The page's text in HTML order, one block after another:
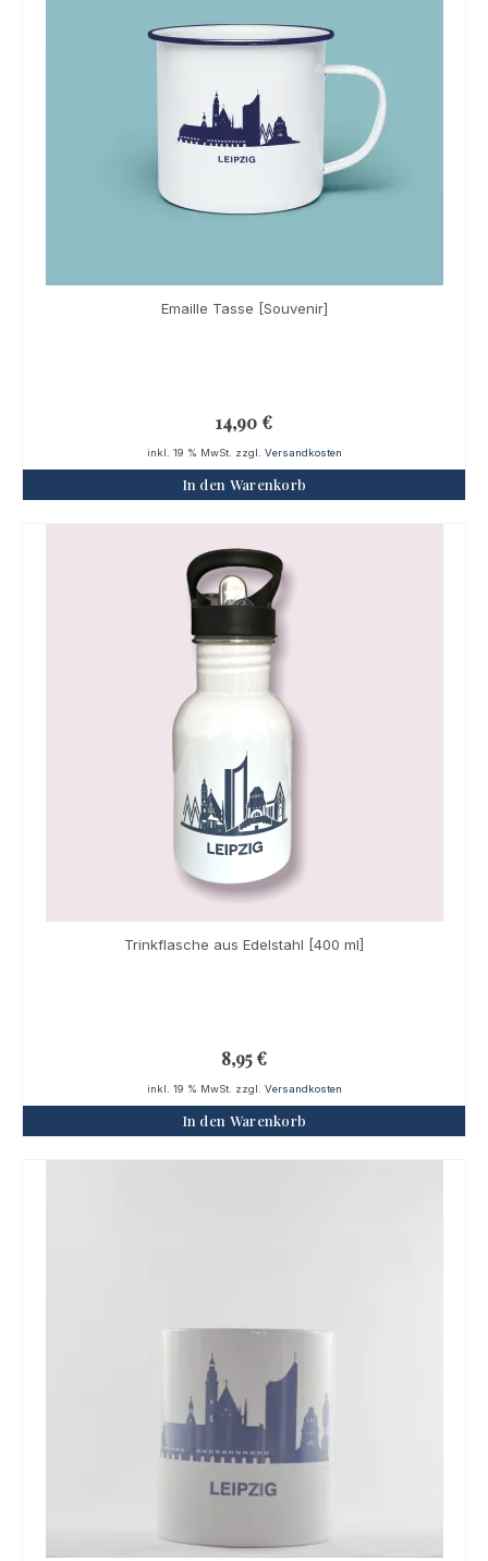
Emaille Tasse [Souvenir]
14,90 €
inkl. 19 % MwSt. zzgl. Versandkosten
In den Warenkorb
Trinkflasche aus Edelstahl [400 ml]
8,95€
inkl. 19 % MwSt. zzgl. Versandkosten
In den Warenkorb